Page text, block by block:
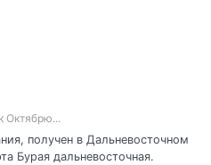
Октябрю...
получен в Дальневосточном
Бурая дальневосточная.